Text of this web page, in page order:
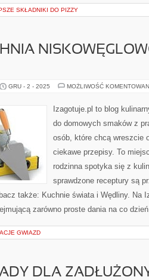
SKŁADNIKI DO PIZZY
GRU - 2 - 2025 MOŻLIWOŚĆ
Izagotuje.pl to blog
do domowych smaków z
osób, które chcą wreszcie
ciekawe przepisy. To
rodzinna spotyka się z
sprawdzone receptury są
także: Kuchnie świata i Wędliny. Na
zarówno proste dania na co
GWIAZD
DLA